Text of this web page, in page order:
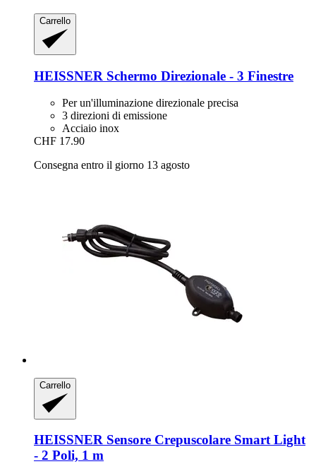
Carrello
HEISSNER Schermo Direzionale -​ 3 Finestre
Per un'illuminazione direzionale precisa
3 direzioni di emissione
Acciaio inox
CHF 17.90
Consegna entro il giorno 13 agosto
Carrello
HEISSNER Sensore Crepuscolare Smart Light
-​ 2 Poli, 1 m